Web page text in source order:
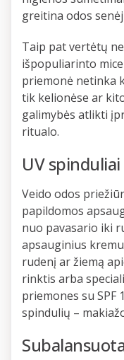
greitina odos
Taip pat vertėtų
išpopuliarinto
priemonė netinka
tik kelionėse ar
galimybės atlikti
ritualo.
UV spinduliai
Veido odos
papildomos
nuo pavasario iki
apsauginius
rudenį ar žiemą
rinktis arba
priemones su SPF
spindulių –